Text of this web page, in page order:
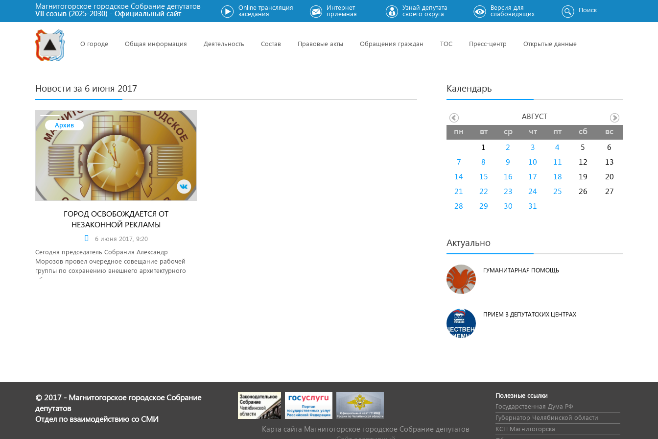
Магнитогорское городское Cобрание депутатов
VII созыв (2025-2030) - Официальный сайт
Online трансляция
заседания
Интернет
приёмная
Узнай депутата
своего округа
Версия для
слабовидящих Поиск
О городе Общая информация Деятельность Состав Правовые акты Обращения граждан ТОС Пресс-центр Открытые данные
Новости за 6 июня 2017
Архив
ГОРОД ОСВОБОЖДАЕТСЯ ОТ
НЕЗАКОННОЙ РЕКЛАМЫ
6 июня 2017, 9:20
Сегодня председатель Собрания Александр
Морозов провел очередное совещание рабочей
группы по сохранению внешнего архитектурного
облика города.
Календарь
пн вт ср чт пт сб вс
1 2 3 4 5
6
7
8 9 10 11 12
13
14
15 16 17 18 19
20
21
22 23 24 25 26
27
28
29 30 31
АВГУСТ
Актуально
ГУМАНИТАРНАЯ ПОМОЩЬ
ПРИЕМ В ДЕПУТАТСКИХ ЦЕНТРАХ
© 2017 - Магнитогорское городское Собрание
депутатов
Отдел по взаимодействию со СМИ
Карта сайта Магнитогорское городское Cобрание депутатов
Полезные ссылки
Государственная Дума РФ
Губернатор Челябинской области
КСП Магнитогорска